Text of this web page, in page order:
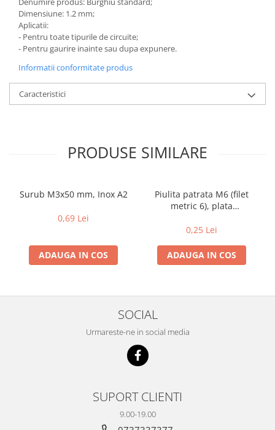
Dimensiune: 1.2 mm;
Aplicatii:
- Pentru toate tipurile de circuite;
- Pentru gaurire inainte sau dupa expunere.
Informatii conformitate produs
Caracteristici
PRODUSE SIMILARE
Surub M3x50 mm, Inox A2
0,69 Lei
ADAUGA IN COS
Piulita patrata M6 (filet
metric 6), plata
0,25 Lei
ADAUGA IN COS
SOCIAL
Urmareste-ne in social media
SUPORT CLIENTI
9.00-19.00